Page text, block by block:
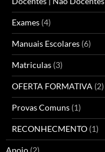
Exames (4)
Manuais Escolares (6)
Matriculas (3)
OFERTA FORMATIVA (2)
Provas Comuns (1)
RECONHECMENTO (1)
Apoio (2)